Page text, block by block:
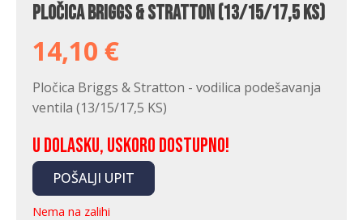
Pločica Briggs & Stratton (13/15/17,5 KS)
14,10 €
Pločica Briggs & Stratton - vodilica podešavanja
ventila (13/15/17,5 KS)
U dolasku, uskoro dostupno!
POŠALJI UPIT
Nema na zalihi